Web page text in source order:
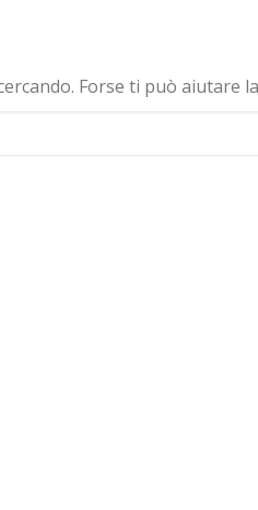
Forse ti può aiutare